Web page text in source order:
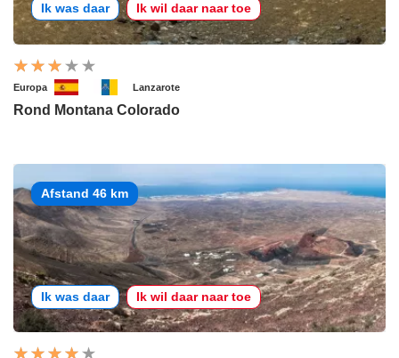
Ik was daar Ik wil daar naar toe
Europa Lanzarote
Rond Montana Colorado
Afstand 46 km
Ik was daar Ik wil daar naar toe